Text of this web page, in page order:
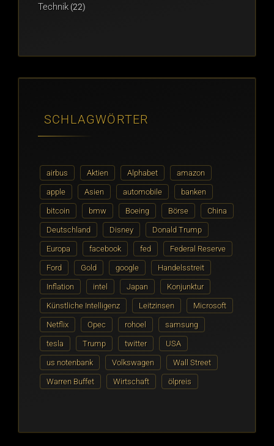
Technik (22)
SCHLAGWÖRTER
airbus Aktien Alphabet amazon
apple Asien automobile banken
bitcoin bmw Boeing Börse China
Deutschland Disney Donald Trump
Europa facebook fed Federal Reserve
Ford Gold google Handelsstreit
Inflation intel Japan Konjunktur
Künstliche Intelligenz Leitzinsen Microsoft
Netflix Opec rohoel samsung
tesla Trump twitter USA
us notenbank Volkswagen Wall Street
Warren Buffet Wirtschaft ölpreis